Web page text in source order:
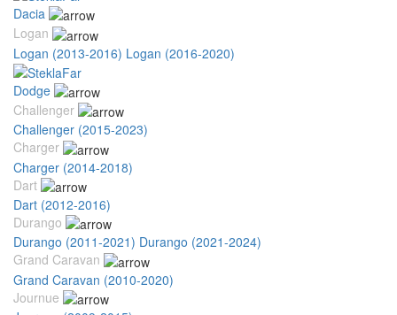
Dacia
Logan
Logan (2013-2016) Logan (2016-2020)
Dodge
Challenger
Challenger (2015-2023)
Charger
Charger (2014-2018)
Dart
Dart (2012-2016)
Durango
Durango (2011-2021) Durango (2021-2024)
Grand Caravan
Grand Caravan (2010-2020)
Journue